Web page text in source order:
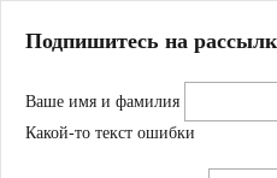
Магазин
Журнал
Подпишитесь на
Ваше имя и фамилия
Какой-то текст ошибки